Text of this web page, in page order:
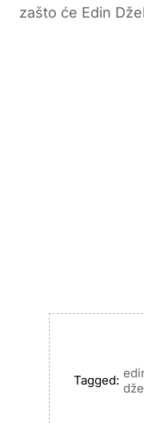
zašto će Edin
Tagged: